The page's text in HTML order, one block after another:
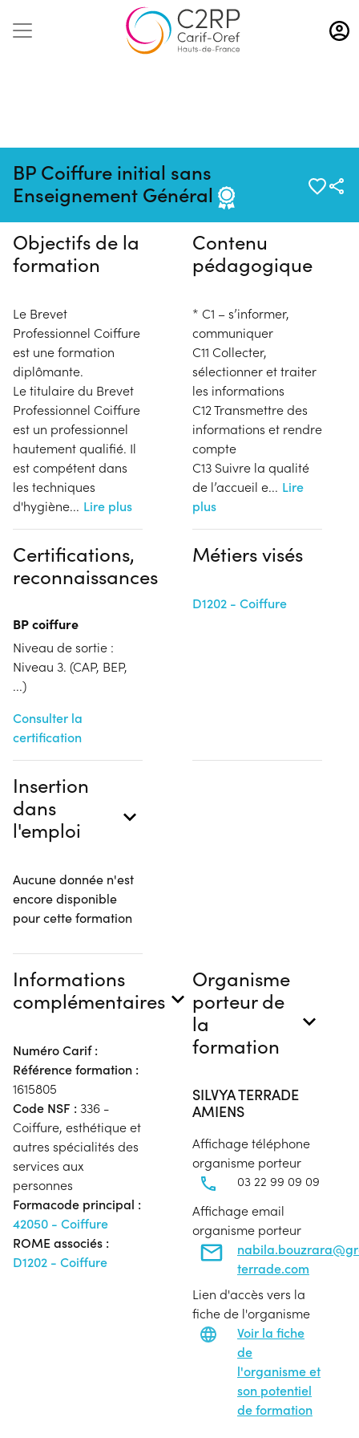
Aller
au
contenu
BP Coiffure initial sans
Enseignement Général
Pas de session programmée en
ce moment
Objectifs de la
formation
Le Brevet
Professionnel Coiffure
est une formation
diplômante.
Le titulaire du Brevet
Professionnel Coiffure
est un professionnel
hautement qualifié. Il
est compétent dans
les techniques
d'hygiène... Lire plus
Contenu
pédagogique
* C1 – s’informer,
communiquer
C11 Collecter,
sélectionner et traiter
les informations
C12 Transmettre des
informations et rendre
compte
C13 Suivre la qualité
de l’accueil e... Lire
plus
Certifications,
reconnaissances
BP coiffure
Niveau de sortie :
Niveau 3. (CAP, BEP,
...)
Consulter la
certification
Métiers visés
D1202 - Coiffure
Insertion
dans
l'emploi
Aucune donnée n'est
encore disponible
pour cette formation
Informations
complémentaires
Numéro Carif :
Référence formation :
1615805
Code NSF : 336 -
Coiffure, esthétique et
autres spécialités des
services aux
personnes
Formacode principal :
42050 - Coiffure
ROME associés :
D1202 - Coiffure
Organisme
porteur de
la
formation
SILVYA TERRADE
AMIENS
Affichage téléphone
organisme porteur
03 22 99 09 09
Affichage email
organisme porteur
terrade.com
Lien d'accès vers la
fiche de l'organisme
Voir la fiche
de
l'organisme et
son potentiel
de formation